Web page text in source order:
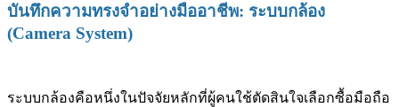
บันทึกความทรงจำอย่างมืออาชีพ: ระบบกล้อง
(Camera System)
ระบบกล้องคือหนึ่งในปัจจัยหลักที่ผู้คนใช้ตัดสินใจเลือกซื้อมือถือ